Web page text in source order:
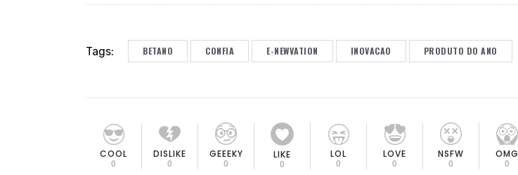
Tags: BETANO CONFIA E-NEWVATION INOVACAO PRODUTO DO ANO
COOL
0
DISLIKE
0
GEEEKY
0
LIKE
0
LOL
0
LOVE
0
NSFW
0
OMG
0